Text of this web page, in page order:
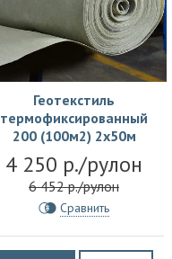
Геотекстиль
термофиксированный
200 (100м2) 2х50м
4 250 р./рулон
6 452 р./рулон
Сравнить